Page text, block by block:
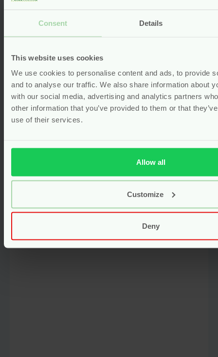
Consent Details
This website uses cookies
We use cookies to personalise content and ads, to provide
and to analyse our traffic. We also share information about
with our social media, advertising and analytics partners
other information that you’ve provided to them or that
use of their services.
Allow all
Customize
Deny
Bekijken